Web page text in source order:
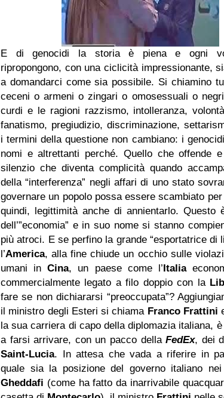
E di genocidi la storia è piena e ogni
ripropongono, con una ciclicità impressionante,
a domandarci come sia possibile. Si chiamino
ceceni o armeni o zingari o omosessuali o
curdi e le ragioni razzismo, intolleranza,
fanatismo, pregiudizio, discriminazione,
i termini della questione non cambiano: i
nomi e altrettanti perché. Quello che offende
silenzio che diventa complicità quando
della “interferenza” negli affari di uno stato
governare un popolo possa essere scambiato
quindi, legittimità anche di annientarlo. Questo
dell’”economia” e in suo nome si stanno
più atroci. E se perfino la grande “esportatrice di
l’America, alla fine chiude un occhio sulle
umani inCina, un paese come l’Italia
commercialmente legato a filo doppio con la
fare se non dichiararsi “preoccupata”?
il ministro degli Esteri si chiama Franco Frattini
la sua carriera di capo della diplomazia italiana,
a farsi arrivare, con un pacco dellaFedEx, dei
Saint-Lucia. In attesa che vada a riferire in
quale sia la posizione del governo italiano
Gheddafi (come ha fatto da inarrivabile